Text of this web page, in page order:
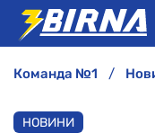
команда №1
НОВИНИ